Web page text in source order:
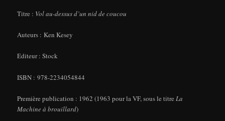
Titre : Vol au-dessus d’un nid de coucou
Auteurs : Ken Kesey
Editeur : Stock
ISBN : 978-2234054844
Première publication : 1962 (1963 pour la VF, sous le titreLa
Machine à brouillard)